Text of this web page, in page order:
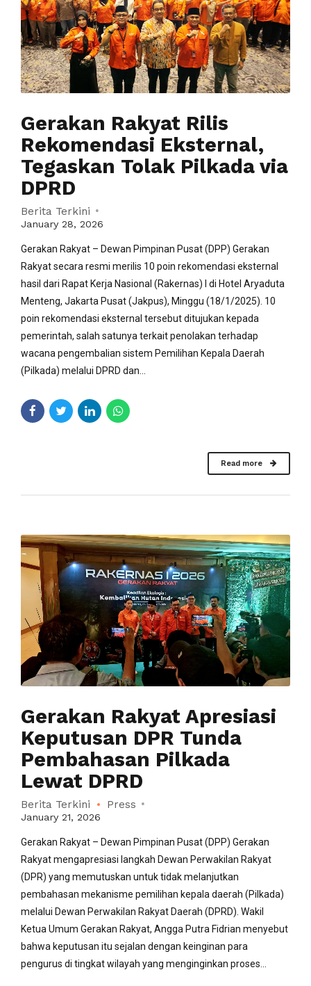
Gerakan Rakyat Rilis
Rekomendasi Eksternal,
Tegaskan Tolak Pilkada via
DPRD
Berita Terkini
January 28, 2026
Gerakan Rakyat – Dewan Pimpinan Pusat (DPP) Gerakan
Rakyat secara resmi merilis 10 poin rekomendasi eksternal
hasil dari Rapat Kerja Nasional (Rakernas) I di Hotel Aryaduta
Menteng, Jakarta Pusat (Jakpus), Minggu (18/1/2025). 10
poin rekomendasi eksternal tersebut ditujukan kepada
pemerintah, salah satunya terkait penolakan terhadap
wacana pengembalian sistem Pemilihan Kepala Daerah
(Pilkada) melalui DPRD dan...
Read more
Gerakan Rakyat Apresiasi
Keputusan DPR Tunda
Pembahasan Pilkada
Lewat DPRD
Berita Terkini Press
January 21, 2026
Gerakan Rakyat – Dewan Pimpinan Pusat (DPP) Gerakan
Rakyat mengapresiasi langkah Dewan Perwakilan Rakyat
(DPR) yang memutuskan untuk tidak melanjutkan
pembahasan mekanisme pemilihan kepala daerah (Pilkada)
melalui Dewan Perwakilan Rakyat Daerah (DPRD). Wakil
Ketua Umum Gerakan Rakyat, Angga Putra Fidrian menyebut
bahwa keputusan itu sejalan dengan keinginan para
pengurus di tingkat wilayah yang menginginkan proses...